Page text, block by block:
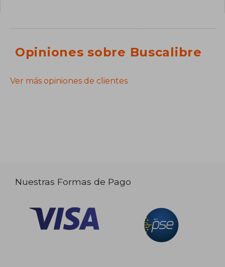
Opiniones sobre Buscalibre
Ver más opiniones de clientes
Nuestras Formas de Pago